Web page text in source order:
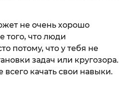
не очень хорошо
того, что люди
потому, что у тебя не
задач или кругозора.
качать свои навыки.